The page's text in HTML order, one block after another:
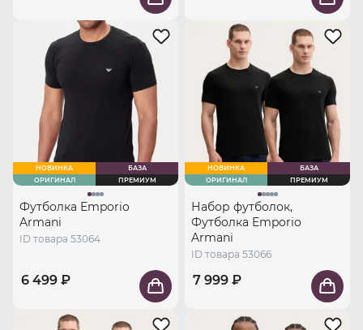
НОВИНКА
БАЗА
ОРИГИНАЛ
ПРЕМИУМ
Футболка Emporio
Armani
ID товара 53064
6 499 ₽
НОВИНКА
БАЗА
ОРИГИНАЛ
ПРЕМИУМ
Набор футболок,
Футболка Emporio
Armani
ID товара 53066
7 999 ₽